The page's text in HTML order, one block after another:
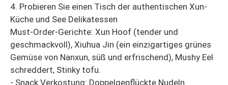
4. Probieren Sie einen Tisch der authentischen Xun-
Küche und See Delikatessen
Must-Order-Gerichte: Xun Hoof (tender und
geschmackvoll), Xiuhua Jin (ein einzigartiges grünes
Gemüse von Nanxun, süß und erfrischend), Mushy Eel
schreddert, Stinky tofu.
- Snack Verkostung: Doppelgepflückte Nudeln